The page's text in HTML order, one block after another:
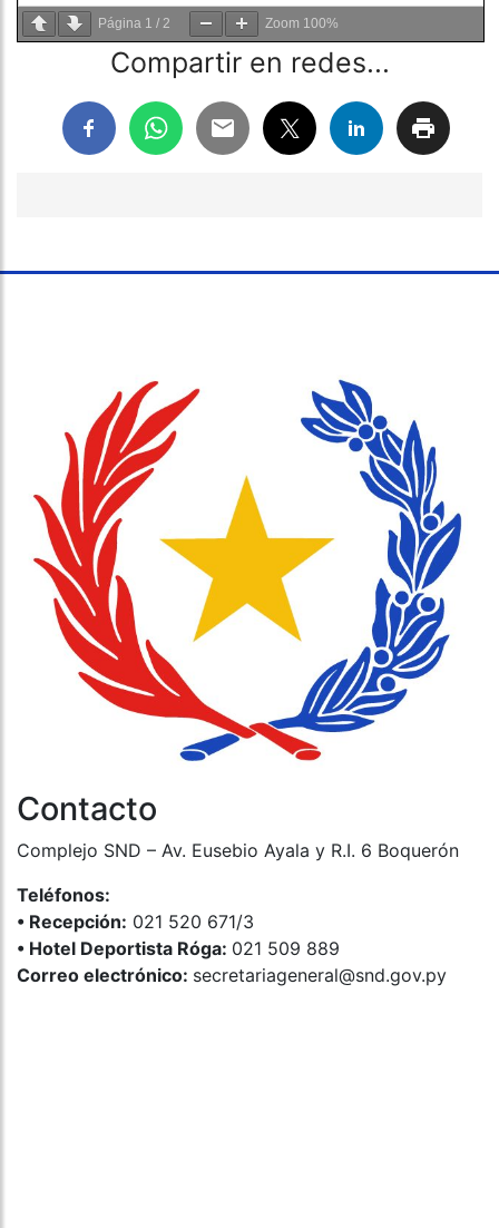
Página 1 / 2 Zoom 100%
Compartir en redes...
Contacto
Complejo SND – Av. Eusebio Ayala y R.I. 6 Boquerón
Teléfonos:
•⁠ ⁠Recepción: 021 520 671/3
•⁠ ⁠Hotel Deportista Róga: 021 509 889
Correo electrónico: secretariageneral@snd.gov.py